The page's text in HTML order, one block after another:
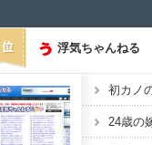
浮気ちゃんねる